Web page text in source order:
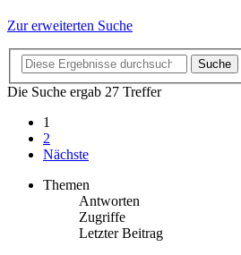
Zur erweiterten Suche
Suche
Die Suche ergab 27 Treffer
1
2
Nächste
Themen
Antworten
Zugriffe
Letzter Beitrag